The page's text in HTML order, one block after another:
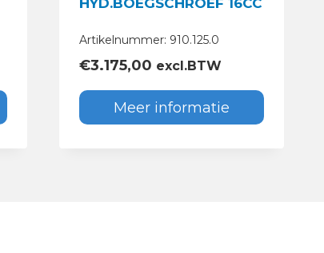
HYD.BOEGSCHROEF 16CC
Artikelnummer: 910.125.0
€3.175,00 excl.BTW
Meer informatie